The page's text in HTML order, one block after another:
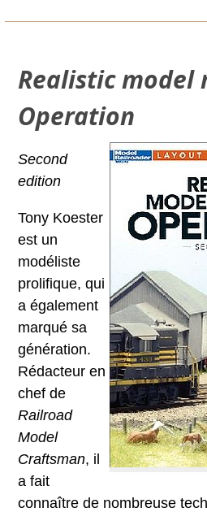
Realistic model
Operation
Second
edition
Tony Koester
est un
modéliste
prolifique, qui
a également
marqué sa
génération.
Rédacteur en
chef de
Railroad
Model
Craftsman, il
a fait
connaître de nombreuse